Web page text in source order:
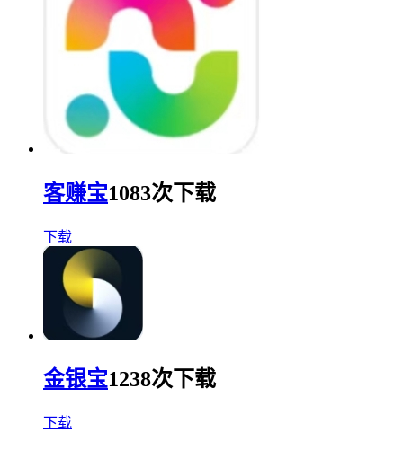
客赚宝1083次下载
下载
金银宝1238次下载
下载